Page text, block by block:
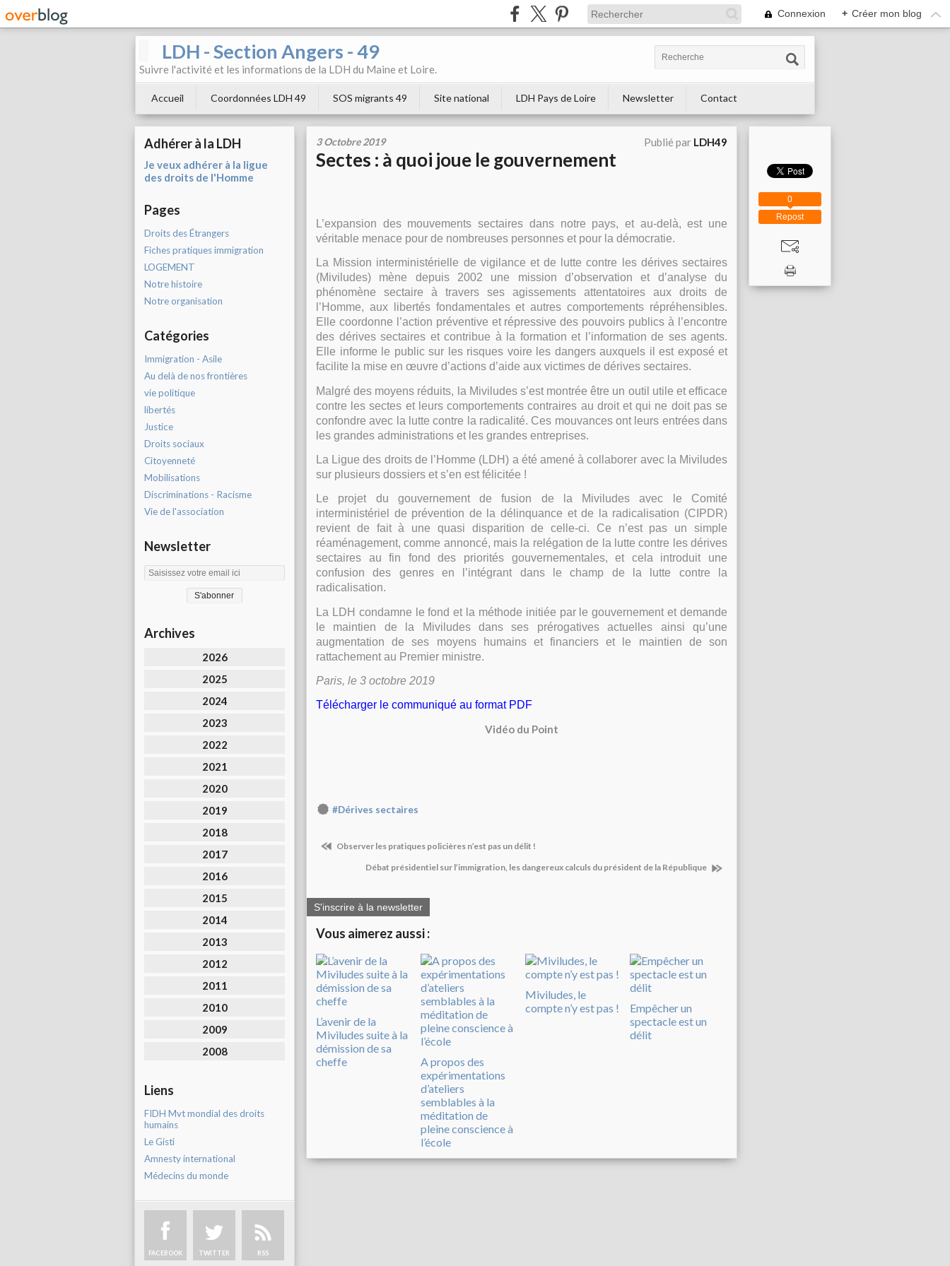
Connexion + Créer mon blog
LDH - Section Angers - 49
Suivre l'activité et les informations de la LDH du Maine et Loire.
Accueil Coordonnées LDH 49 SOS migrants 49 Site national LDH Pays de Loire Newsletter Contact
Adhérer à la LDH
Je veux adhérer à la ligue
des droits de l'Homme
Pages
Droits des Étrangers
Fiches pratiques immigration
LOGEMENT
Notre histoire
Notre organisation
Catégories
Immigration - Asile
Au delà de nos frontières
vie politique
libertés
Justice
Droits sociaux
Citoyenneté
Mobilisations
Discriminations - Racisme
Vie de l'association
Newsletter
Archives
2026
2025
2024
2023
2022
2021
2020
2019
2018
2017
2016
2015
2014
2013
2012
2011
2010
2009
2008
Liens
FIDH Mvt mondial des droits
humains
Le Gisti
Amnesty international
Médecins du monde
FACEBOOK TWITTER RSS
3 Octobre 2019 Publié par LDH49
Sectes : à quoi joue le gouvernement
L’expansion des mouvements sectaires dans notre pays, et au-delà, est une
véritable menace pour de nombreuses personnes et pour la démocratie.
La Mission interministérielle de vigilance et de lutte contre les dérives sectaires
(Miviludes) mène depuis 2002 une mission d’observation et d’analyse du
phénomène sectaire à travers ses agissements attentatoires aux droits de
l’Homme, aux libertés fondamentales et autres comportements répréhensibles.
Elle coordonne l’action préventive et répressive des pouvoirs publics à l’encontre
des dérives sectaires et contribue à la formation et l’information de ses agents.
Elle informe le public sur les risques voire les dangers auxquels il est exposé et
facilite la mise en œuvre d’actions d’aide aux victimes de dérives sectaires.
Malgré des moyens réduits, la Miviludes s’est montrée être un outil utile et efficace
contre les sectes et leurs comportements contraires au droit et qui ne doit pas se
confondre avec la lutte contre la radicalité. Ces mouvances ont leurs entrées dans
les grandes administrations et les grandes entreprises.
La Ligue des droits de l’Homme (LDH) a été amené à collaborer avec la Miviludes
sur plusieurs dossiers et s’en est félicitée !
Le projet du gouvernement de fusion de la Miviludes avec le Comité
interministériel de prévention de la délinquance et de la radicalisation (CIPDR)
revient de fait à une quasi disparition de celle-ci. Ce n’est pas un simple
réaménagement, comme annoncé, mais la relégation de la lutte contre les dérives
sectaires au fin fond des priorités gouvernementales, et cela introduit une
confusion des genres en l’intégrant dans le champ de la lutte contre la
radicalisation.
La LDH condamne le fond et la méthode initiée par le gouvernement et demande
le maintien de la Miviludes dans ses prérogatives actuelles ainsi qu’une
augmentation de ses moyens humains et financiers et le maintien de son
rattachement au Premier ministre.
Paris, le 3 octobre 2019
Télécharger le communiqué au format PDF
Vidéo du Point
#Dérives sectaires
Observer les pratiques policières n’est pas un délit !
Débat présidentiel sur l’immigration, les dangereux calculs du président de la République
S'inscrire à la newsletter
Vous aimerez aussi :
L’avenir de la
Miviludes suite à la
démission de sa
cheffe
A propos des
expérimentations
d’ateliers
semblables à la
méditation de
pleine conscience à
l’école
Miviludes, le
compte n’y est pas !
Empêcher un
spectacle est un
délit
Repost
0